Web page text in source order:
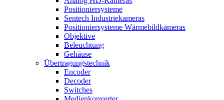
Positioniersysteme
Sentech Industriekameras
Positioniersysteme Wärmebildkameras
Objektive
Beleuchtung
Gehäuse
Übertragungstechnik
Encoder
Decoder
Switches